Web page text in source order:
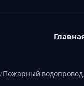
Пожарный